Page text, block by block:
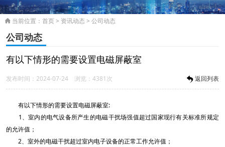
 当前位置： 首页> 资讯动态 > 公司动态
公司动态
有以下情形的需要设置电磁屏蔽室
发布时间：2024-07-24 浏览：4381次 返回列表
有以下情形的需要设置电磁屏蔽室:
1、室内的电气设备所产生的电磁干扰场强值超过国家现行有关标准所规定
的允许值；
2、室外的电磁干扰超过室内电子设备的正常工作允许值；